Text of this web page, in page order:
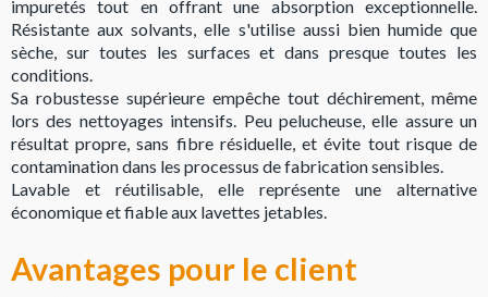
impuretés tout en offrant une absorption exceptionnelle.
Résistante aux solvants, elle s'utilise aussi bien humide que
sèche, sur toutes les surfaces et dans presque toutes les
conditions.
Sa robustesse supérieure empêche tout déchirement, même
lors des nettoyages intensifs. Peu pelucheuse, elle assure un
résultat propre, sans fibre résiduelle, et évite tout risque de
contamination dans les processus de fabrication sensibles.
Lavable et réutilisable, elle représente une alternative
économique et fiable aux lavettes jetables.
Avantages pour le client